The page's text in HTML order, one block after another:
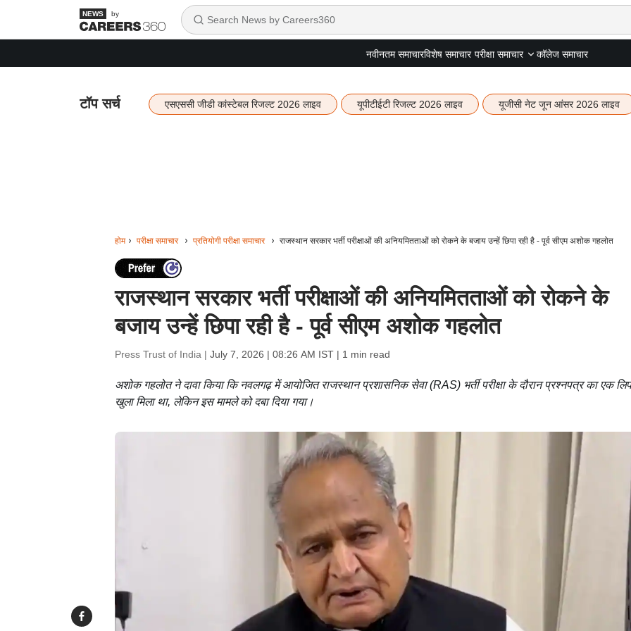
by
नवीनतम समाचारविशेष समाचार परीक्षा समाचार कॉलेज समाचार
टॉप सर्च एसएससी जीडी कांस्टेबल रिजल्ट 2026 लाइव यूपीटीईटी रिजल्ट 2026 लाइव यूजीसी नेट जून आंसर 2026 लाइव
होम परीक्षा समाचार प्रतियोगी परीक्षा समाचार राजस्थान सरकार भर्ती परीक्षाओं की अनियमितताओं को रोकने के बजाय उन्हें छिपा रही है - पूर्व सीएम अशोक गहलोत
राजस्थान सरकार भर्ती परीक्षाओं की अनियमितताओं को रोकने के
बजाय उन्हें छिपा रही है - पूर्व सीएम अशोक गहलोत
Press Trust of India | July 7, 2026 | 08:26 AM IST| 1 min read
अशोक गहलोत ने दावा किया कि नवलगढ़ में आयोजित राजस्थान प्रशासनिक सेवा (RAS) भर्ती परीक्षा के दौरान प्रश्नपत्र का एक
खुला मिला था, लेकिन इस मामले को दबा दिया गया।